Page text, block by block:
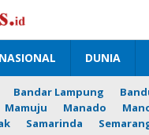
NASIONAL DUNIA
Bandar Lampung
Mamuju Manado
Samarinda